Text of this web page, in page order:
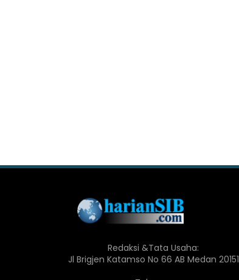
Redaksi &Tata Usaha:
Jl Brigjen Katamso No 66 AB Medan 20151